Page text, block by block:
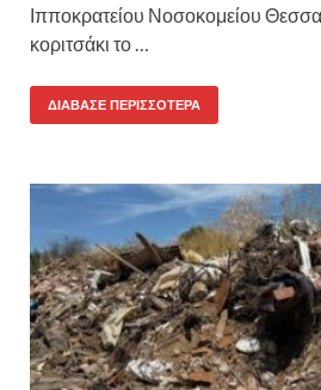
Ιπποκρατείου Νοσοκομείου
κοριτσάκι το …
ΔΙΆΒΑΣΕ ΠΕΡΙΣΣΌΤΕΡΑ